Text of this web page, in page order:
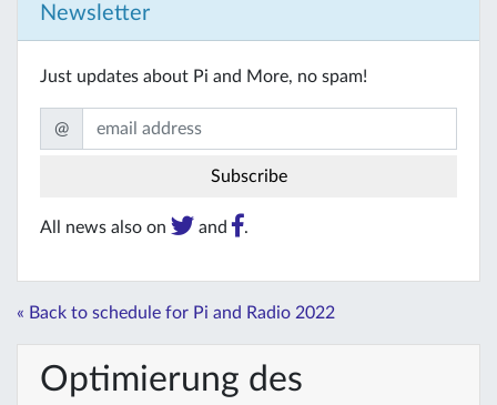
Newsletter
Just updates about Pi and More, no spam!
@
All news also on and .
« Back to schedule for Pi and Radio 2022
Optimierung des